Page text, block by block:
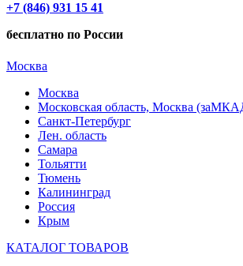
+7 (846) 931 15 41
бесплатно по России
Москва
Москва
Московская область, Москва
Санкт-Петербург
Лен. область
Самара
Тольятти
Тюмень
Калининград
Россия
Крым
КАТАЛОГ ТОВАРОВ